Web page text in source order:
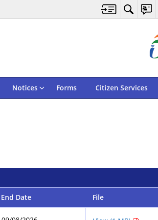
Notices Forms Citizen Services
End Date File